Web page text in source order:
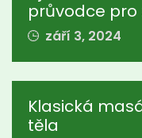
průvodce
září 3, 2024
Klasická
těla